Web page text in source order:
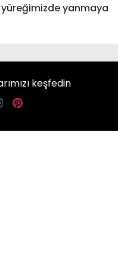
yüreğimizde yanmaya
keşfedin